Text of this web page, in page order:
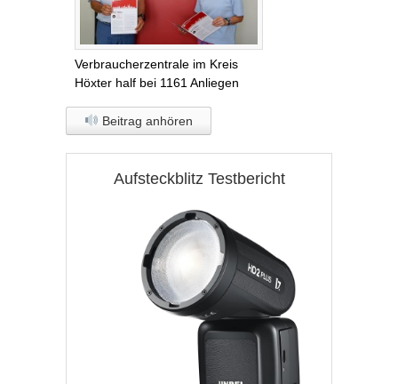
Verbraucherzentrale im Kreis
Höxter half bei 1161 Anliegen
Beitrag anhören
Aufsteckblitz Testbericht